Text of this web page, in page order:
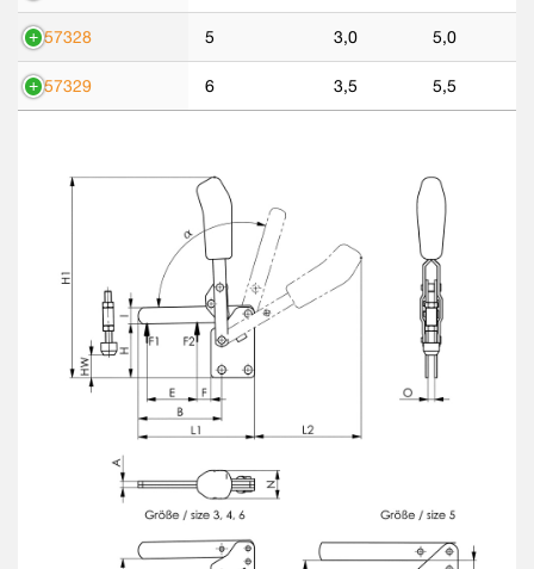
557328 5 3,0 5,0
557329 6 3,5 5,5